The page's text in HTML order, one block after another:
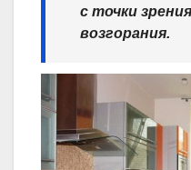
с точки
возгорания.